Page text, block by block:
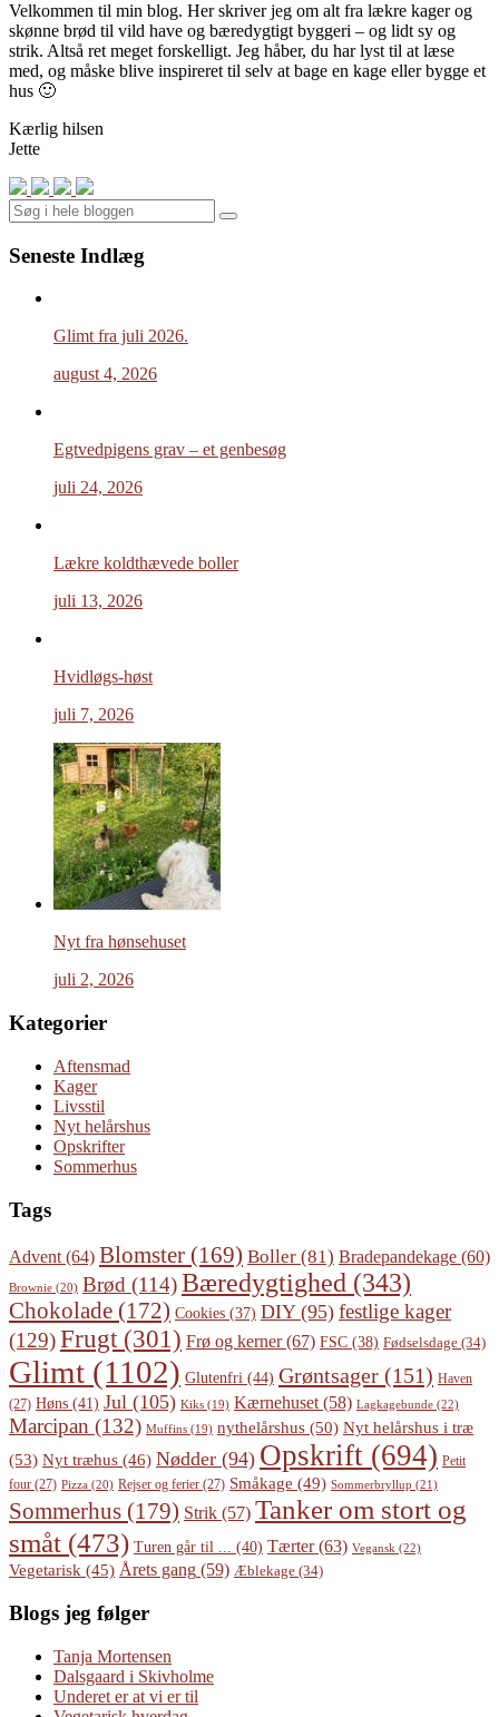
Velkommen til min blog. Her skriver jeg om alt fra lækre kager og
skønne brød til vild have og bæredygtigt byggeri – og lidt sy og
strik. Altså ret meget forskelligt. Jeg håber, du har lyst til at læse
med, og måske blive inspireret til selv at bage en kage eller bygge et
hus 🙂
Kærlig hilsen
Jette
Search
Seneste Indlæg
Glimt fra juli 2026.
august 4, 2026
Egtvedpigens grav – et genbesøg
juli 24, 2026
Lækre koldthævede boller
juli 13, 2026
Hvidløgs-høst
juli 7, 2026
Nyt fra hønsehuset
juli 2, 2026
Kategorier
Aftensmad
Kager
Livsstil
Nyt helårshus
Opskrifter
Sommerhus
Tags
Advent (64) Blomster (169) Boller (81) Bradepandekage (60)
Brownie (20) Brød (114)Bæredygtighed (343)
Chokolade (172) Cookies (37) DIY(95) festlige kager
(129)Frugt(301) Frø og kerner(67) FSC (38) Fødselsdage (34)
Glimt (1102) Glutenfri (44) Grøntsager (151) Haven
(27) Høns (41) Jul (105) Kiks (19) Kærnehuset (58) Lagkagebunde (22)
Marcipan (132) Muffins (19) nythelårshus (50) Nyt helårshus i træ
(53) Nyt træhus (46) Nødder (94) Opskrift (694) Petit
four (27) Pizza (20) Rejser og ferier (27) Småkage (49) Sommerbryllup (21)
Sommerhus (179) Strik (57) Tanker om stort og
småt (473) Turen går til ... (40) Tærter(63) Vegansk (22)
Vegetarisk (45) Årets gang (59) Æblekage (34)
Blogs jeg følger
Tanja Mortensen
Dalsgaard i Skivholme
Underet er at vi er til